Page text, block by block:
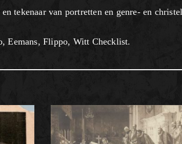
tekenaar van portretten en genre- en
Eemans, Flippo, Witt Checklist.